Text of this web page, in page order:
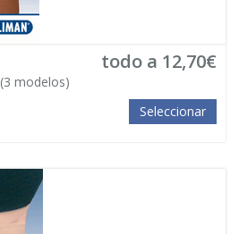
(3 modelos)
todo a 12,70€
Seleccionar